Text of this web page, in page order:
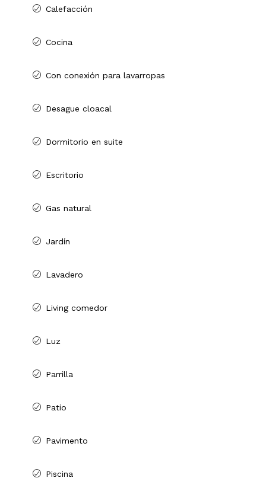
Calefacción
Cocina
Con conexión para lavarropas
Desague cloacal
Dormitorio en suite
Escritorio
Gas natural
Jardín
Lavadero
Living comedor
Luz
Parrilla
Patio
Pavimento
Piscina